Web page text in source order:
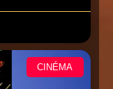
CINÉMA